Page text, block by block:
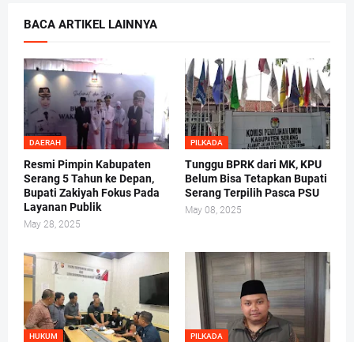
BACA ARTIKEL LAINNYA
DAERAH
Resmi Pimpin Kabupaten
Serang 5 Tahun ke Depan,
Bupati Zakiyah Fokus Pada
Layanan Publik
May 28, 2025
PILKADA
Tunggu BPRK dari MK, KPU
Belum Bisa Tetapkan Bupati
Serang Terpilih Pasca PSU
May 08, 2025
HUKUM PILKADA